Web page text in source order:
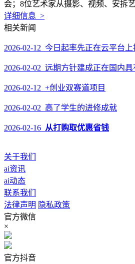
会；8位艺术家从摄影、视频、安拆
详细信息 >
相关新闻
2026-02-12 今日起率先正在云平台上
2026-02-02 远期方针建成正在国内
2026-02-12 +创业双赛道项目
2026-02-02 高了学生的进修成就
2026-02-16 从打购取优惠省钱
关于我们
ai资讯
ai动态
联系我们
法律声明 隐私政策
官方微信
×
官方抖音